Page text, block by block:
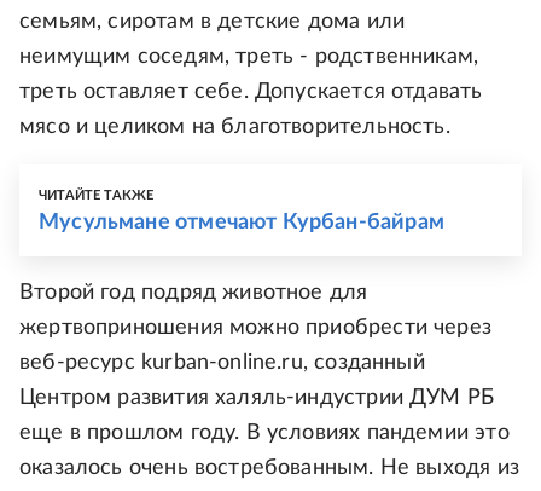
семьям, сиротам в детские дома или
неимущим соседям, треть - родственникам,
треть оставляет себе. Допускается отдавать
мясо и целиком на благотворительность.
ЧИТАЙТЕ ТАКЖЕ
Мусульмане отмечают Курбан-байрам
Второй год подряд животное для
жертвоприношения можно приобрести через
веб-ресурс kurban-online.ru, созданный
Центром развития халяль-индустрии ДУМ РБ
еще в прошлом году. В условиях пандемии это
оказалось очень востребованным. Не выходя из